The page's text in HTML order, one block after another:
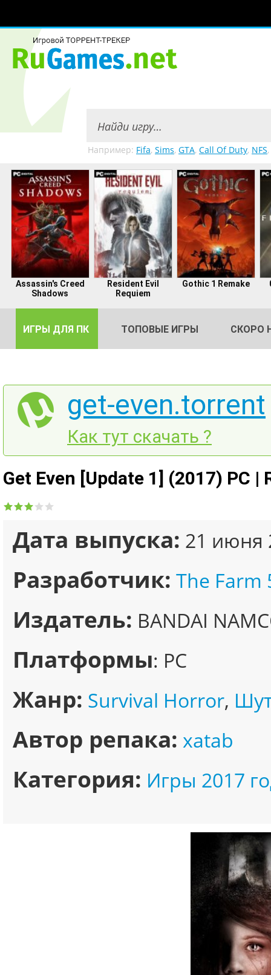
Например: Fifa, Sims, GTA, Call Of Duty, NFS,
Assassin's Creed
Shadows
Resident Evil
Requiem
Gothic 1 Remake
ИГРЫ ДЛЯ ПК ТОПОВЫЕ ИГРЫ СКОРО
get-even.torrent
Как тут скачать ?
Get Even [Update 1] (2017) PC |
Дата выпуска: 21 июня
Разработчик: The Farm
Издатель: BANDAI
Платформы: PC
Жанр: Survival Horror,
Автор репака: xatab
Категория: Игры 2017